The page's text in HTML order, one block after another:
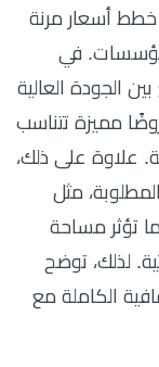
خطط أسعار مرنة
في
الجودة العالية
مميزة تتناسب
علاوة على ذلك،
مثل
تؤثر مساحة
لذلك، توضح
الكاملة مع